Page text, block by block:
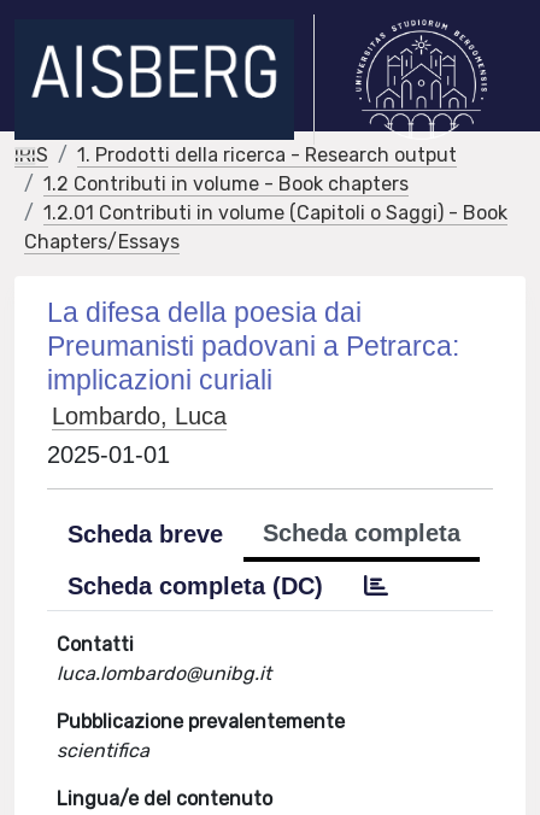
IRIS
1. Prodotti della ricerca - Research output
1.2 Contributi in volume - Book chapters
1.2.01 Contributi in volume (Capitoli o Saggi) - Book
Chapters/Essays
La difesa della poesia dai
Preumanisti padovani a Petrarca:
implicazioni curiali
Lombardo, Luca
2025-01-01
Scheda breve
Scheda completa
Scheda completa (DC)
Contatti
luca.lombardo@unibg.it
Pubblicazione prevalentemente
scientifica
Lingua/e del contenuto